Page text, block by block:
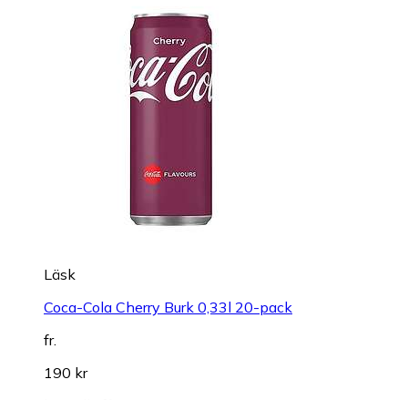
Läsk
Coca-Cola Cherry Burk 0,33l 20-pack
fr.
190 kr